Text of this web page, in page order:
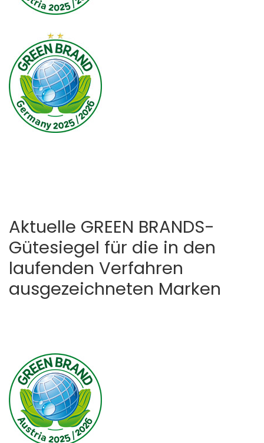
Aktuelle GREEN BRANDS-
Gütesiegel für die in den
laufenden Verfahren
ausgezeichneten Marken